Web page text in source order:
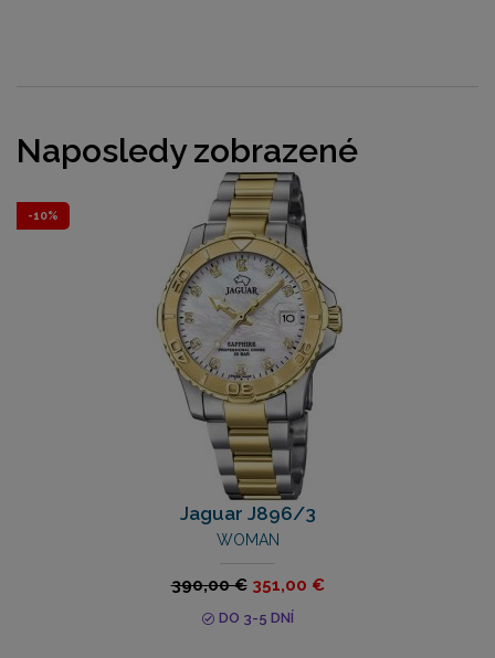
Naposledy zobrazené
-10%
Jaguar J896/3
WOMAN
390,00 € 351,00 €
DO 3-5 DNÍ